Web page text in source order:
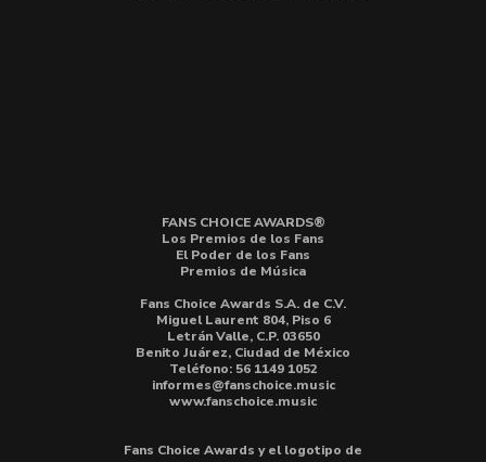
FANS CHOICE AWARDS®
Los Premios de los Fans
El Poder de los Fans
Premios de Música
Fans Choice Awards S.A. de C.V.
Miguel Laurent 804, Piso 6
Letrán Valle, C.P. 03650
Benito Juárez, Ciudad de México
Teléfono: 56 1149 1052
informes@fanschoice.music
www.fanschoice.music
Fans Choice Awards y el logotipo de